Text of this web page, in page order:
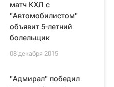
матч КХЛ с
"Автомобилистом"
объявит 5-летний
болельщик
08 декабря 2015
"Адмирал" победил